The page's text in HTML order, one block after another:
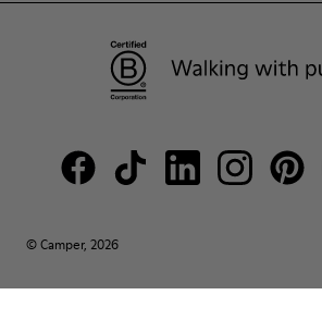
© Camper, 2026